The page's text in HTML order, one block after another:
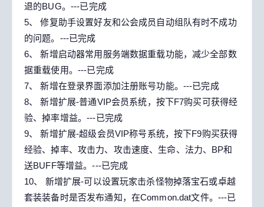
退的BUG。---已完成
5、 修复助手设置好友和公会成员自动组队有时不成功
的问题。---已完成
6、 新增启动器常用服务端数据重载功能，减少全部数
据重载使用。---已完成
7、 新增在登录界面添加注册账号功能。---已完成
8、 新增扩展-普通VIP会员系统，按下F7购买可获得经
验、掉率增益。---已完成
9、 新增扩展-超级会员VIP称号系统，按下F9购买获得
经验、掉率、攻击力、攻击速度、生命、法力、BP和
送BUFF等增益。---已完成
10、 新增扩展-可以设置玩家击杀怪物掉落宝石或卓越
套装装备时是否发布通知，在Common.dat文件。---已